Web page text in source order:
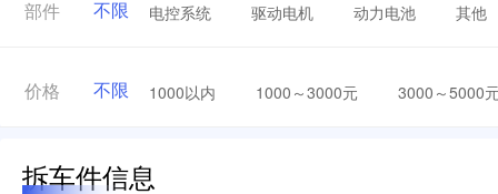
部件 不限 电控系统 驱动电机 动力电池 其他
价格 不限 1000以内 1000～3000元 3000～5000
拆车件信息